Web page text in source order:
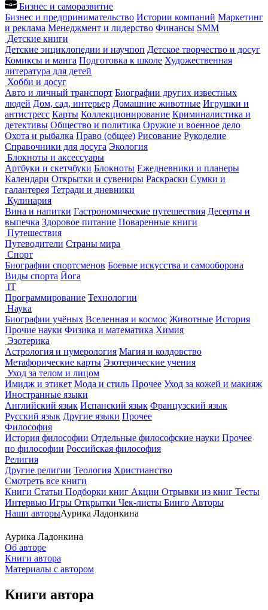
Бизнес и саморазвитие
Бизнес и предпринимательство Истории компаний Маркетинг
и реклама Менеджмент и лидерство Финансы SMM
Детские книги
Детские энциклопедии и научпоп Детское творчество и досуг
Комиксы и манга Подготовка к школе Художественная
литература для детей
Хобби и досуг
Авто и личный транспорт Биографии других известных
людей Дом, сад, интерьер Домашние животные Игрушки и
антистресс Карты Коллекционирование Криминалистика и
детективы Общество и политика Оружие и военное дело
Охота и рыбалка Право (общее) Рисование Рукоделие
Справочники для досуга Экология
Блокноты и аксессуары
Артбуки и скетчбуки Блокноты Ежедневники и планеры
Календари Открытки и сувениры Раскраски Сумки и
галантерея Тетради и дневники
Кулинария
Вина и напитки Гастрономические путешествия Десерты и
выпечка Здоровое питание Поваренные книги
Путешествия
Путеводители Страны мира
Спорт
Биографии спортсменов Боевые искусства и самооборона
Виды спорта Йога
IT
Программирование Технологии
Наука
Биографии учёных Вселенная и космос Животные История
Прочие науки Физика и математика Химия
Эзотерика
Астрология и нумерология Магия и колдовство
Метафорические карты Эзотерические учения
Уход за телом и лицом
Имидж и этикет Мода и стиль Прочее Уход за кожей и макияж
Иностранные языки
Английский язык Испанский язык Французский язык
Русский язык Другие языки Прочее
Философия
История философии Отдельные философские науки Прочее
по философии Российская философия
Религия
Другие религии Теология Христианство
Смотреть все книги
Книги Статьи Подборки книг Акции Отрывки из книг Тесты
Интервью Игры Открытки Чек-листы Бинго Авторы
Наши авторыАурика Ладонкина
Аурика Ладонкина
Об авторе
Книги автора
Материалы с автором
Книги автора